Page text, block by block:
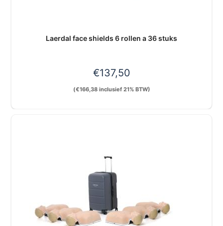
Laerdal face shields 6 rollen a 36 stuks
€137,50
(€166,38inclusief 21% BTW)